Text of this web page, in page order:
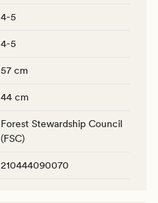
4-5
4-5
57 cm
44 cm
Forest Stewardship Council
(FSC)
210444090070